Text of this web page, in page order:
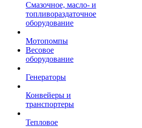
Смазочное, масло- и
топливораздаточное
оборудование
Мотопомпы
Весовое
оборудование
Генераторы
Конвейеры и
транспортеры
Тепловое